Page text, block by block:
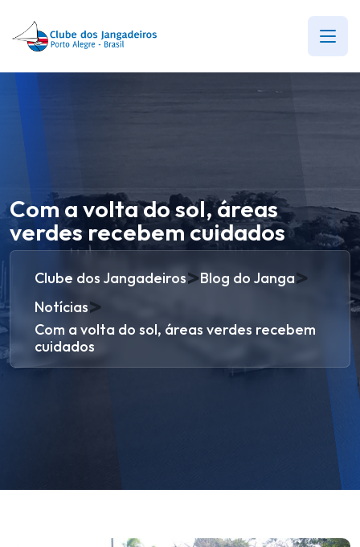
Com a volta do sol, áreas
verdes recebem cuidados
Clube dos Jangadeiros>Blog do Janga>
Notícias>
Com a volta do sol, áreas verdes recebem
cuidados